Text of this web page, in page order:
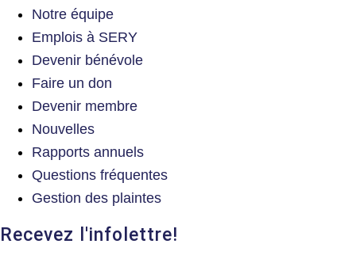
Notre équipe
Emplois à SERY
Devenir bénévole
Faire un don
Devenir membre
Nouvelles
Rapports annuels
Questions fréquentes
Gestion des plaintes
Recevez l'infolettre!